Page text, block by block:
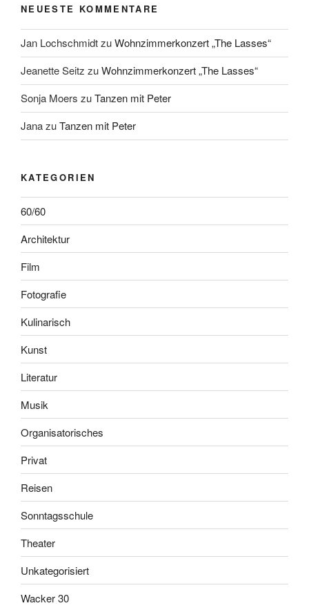
NEUESTE KOMMENTARE
Jan LochschmidtzuWohnzimmerkonzert „The Lasses“
Jeanette Seitz zuWohnzimmerkonzert „The Lasses“
Sonja Moers zuTanzen mit Peter
JanazuTanzen mit Peter
KATEGORIEN
60/60
Architektur
Film
Fotografie
Kulinarisch
Kunst
Literatur
Musik
Organisatorisches
Privat
Reisen
Sonntagsschule
Theater
Unkategorisiert
Wacker 30